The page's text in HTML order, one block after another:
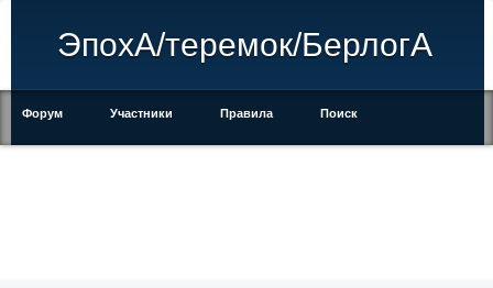
ЭпохА/теремок/БерлогА
Форум Участники Правила Поиск